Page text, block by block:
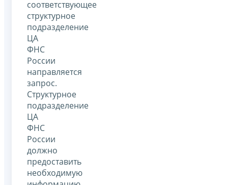
соответствующее
структурное
подразделение
ЦА
ФНС
России
направляется
запрос.
Структурное
подразделение
ЦА
ФНС
России
должно
предоставить
необходимую